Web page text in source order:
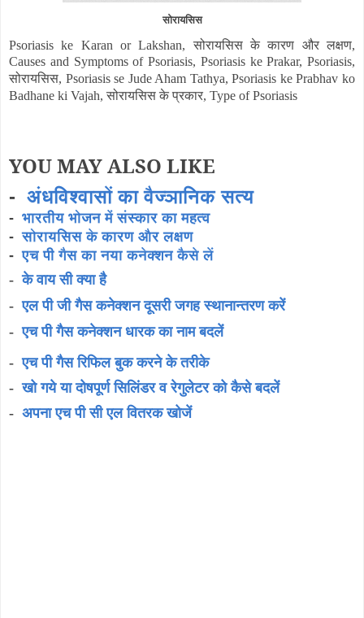
सोरायसिस
Psoriasis ke Karan or Lakshan,सोरायसिस के कारण और लक्षण,
Causes and Symptoms of Psoriasis, Psoriasis ke Prakar, Psoriasis,
सोरायसिस, Psoriasis se Jude Aham Tathya, Psoriasis ke Prabhav ko
Badhane ki Vajah,सोरायसिस के प्रकार, Type of Psoriasis
YOU MAY ALSO LIKE
- अंधविश्वासों का वैज्ञानिक सत्य
- भारतीय भोजन में संस्कार का महत्व
-सोरायसिस के कारण और लक्षण
-एच पी गैस का नया कनेक्शन कैसे लें
-के वाय सी क्या है
-एल पी जी गैस कनेक्शन दूसरी जगह स्थानान्तरण करें
-एच पी गैस कनेक्शन धारक का नाम बदलें
-एच पी गैस रिफिल बुक करने के तरीके
-खो गये या दोषपूर्ण सिलिंडर व रेगुलेटर को कैसे बदलें
- अपना एच पी सी एल वितरक खोजें